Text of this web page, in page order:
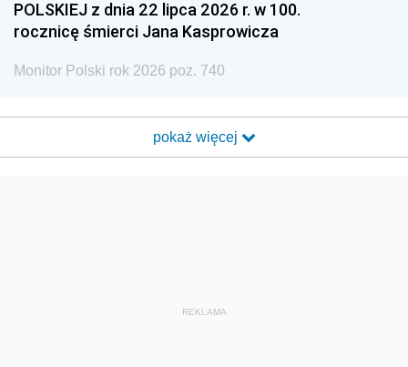
POLSKIEJ z dnia 22 lipca 2026 r. w 100.
rocznicę śmierci Jana Kasprowicza
Monitor Polski rok 2026 poz. 740
pokaż więcej
REKLAMA